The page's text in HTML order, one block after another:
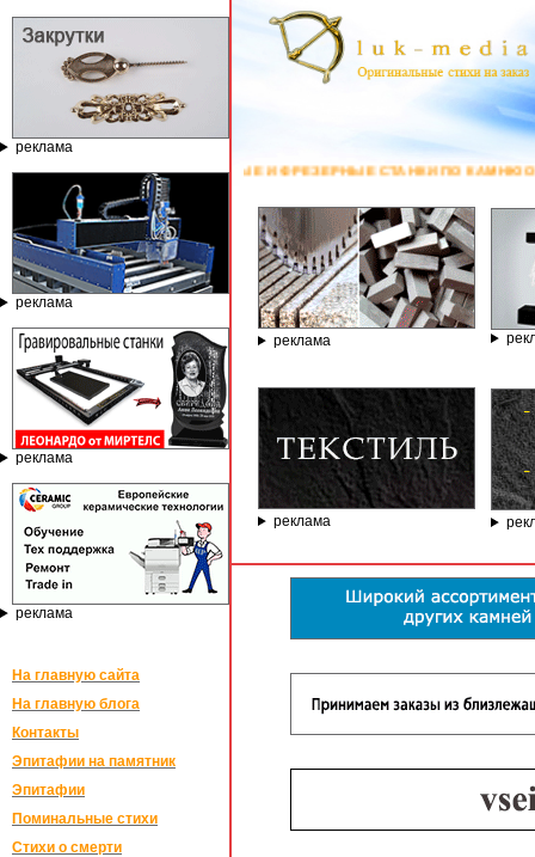
реклама
реклама
реклама
реклама
На главную сайта
На главную блога
Контакты
Эпитафии на памятник
Эпитафии
Поминальные стихи
Стихи о смерти
И ФРЕЗЕРНЫЕ СТАНКИ ПО КАМНЮ ОТ КОМПАНИИ ГРАВЁР -
реклама
реклама